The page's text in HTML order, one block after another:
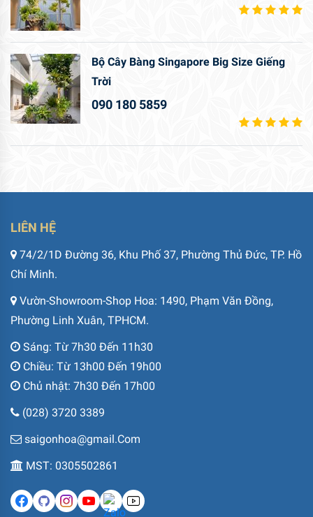
Bộ Cây Bàng Singapore Big Size Giếng
Trời
090 180 5859
LIÊN HỆ
74/2/1D Đường 36, Khu Phố 37, Phường Thủ Đức, TP. Hồ
Chí Minh.
Vườn-Showroom-Shop Hoa: 1490, Phạm Văn Đồng,
Phường Linh Xuân, TPHCM.
Sáng: Từ 7h30 Đến 11h30
Chiều: Từ 13h00 Đến 19h00
Chủ nhật: 7h30 Đến 17h00
(028) 3720 3389
saigonhoa@gmail.Com
MST: 0305502861